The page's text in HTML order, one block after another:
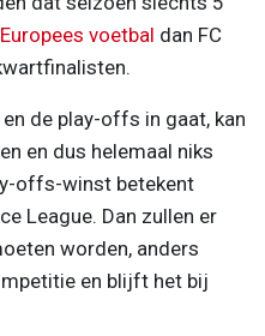
Europees voetbal dan FC
de play-offs in gaat, kan
en dus helemaal niks
offs-winst betekent
League. Dan zullen er
worden, anders
en blijft het bij